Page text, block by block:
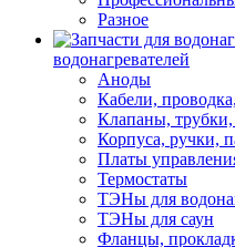
Разное
водонагревателей
Аноды
Кабели,
Клапаны, трубки,
Корпуса, ручки,
Платы
Термостаты
ТЭНы для
ТЭНы для саун
Фланцы,